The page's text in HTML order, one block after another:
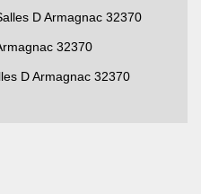
D Armagnac 32370
32370
D Armagnac 32370